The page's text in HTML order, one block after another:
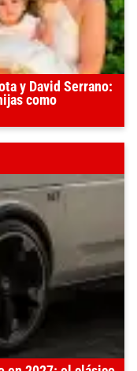
y David Serrano:
como